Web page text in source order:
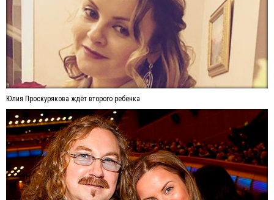
Юлия Проскурякова ждёт второго ребенка